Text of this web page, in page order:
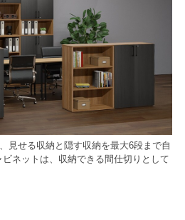
見せる収納と隠す収納を最大6段まで自
ネットは、収納できる間仕切りとして